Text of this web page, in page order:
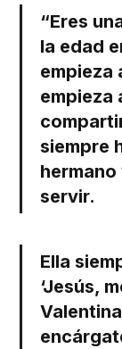
“Eres
la edad
empieza
empieza
siempre
hermano
servir.
Ella
‘Jesús,